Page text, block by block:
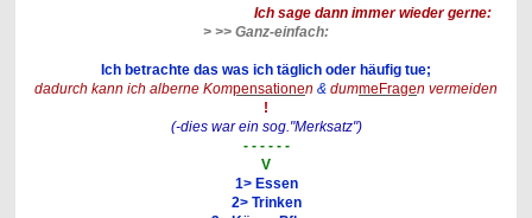
Ich sage dann immer wieder gerne:
> >> Ganz-einfach:
Ich betrachte das was ich täglich oder häufig tue;
dadurch kann ich alberne Kompensationen & dummeFragen vermeiden
!
(-dies war ein sog."Merksatz")
- - - - - -
V
1> Essen
2> Trinken